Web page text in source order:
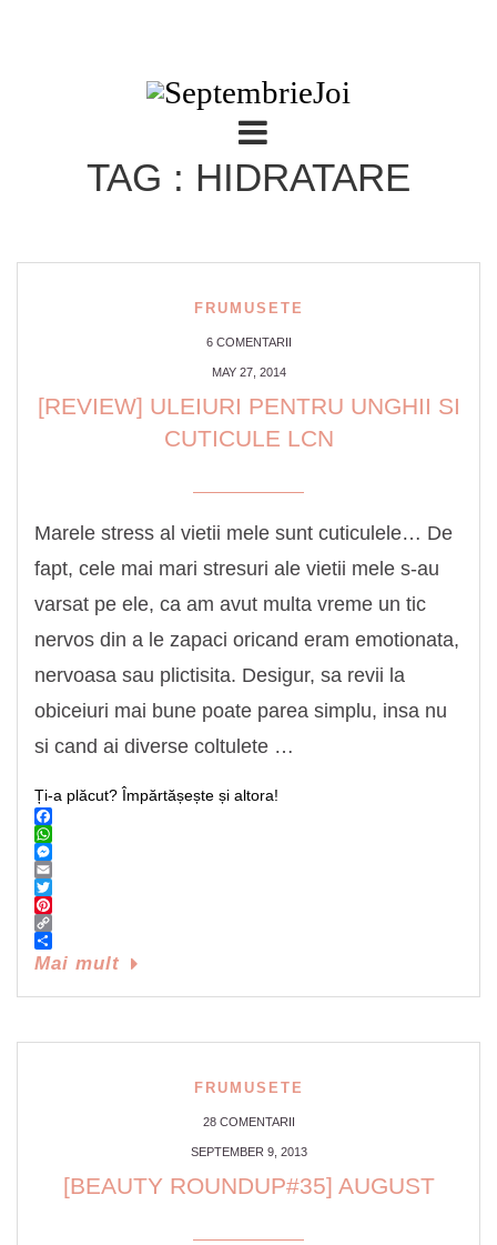
TAG : HIDRATARE
FRUMUSETE
6 COMENTARII
MAY 27, 2014
[REVIEW] ULEIURI PENTRU UNGHII SI
CUTICULE LCN
Marele stress al vietii mele sunt cuticulele… De
fapt, cele mai mari stresuri ale vietii mele s-au
varsat pe ele, ca am avut multa vreme un tic
nervos din a le zapaci oricand eram emotionata,
nervoasa sau plictisita. Desigur, sa revii la
obiceiuri mai bune poate parea simplu, insa nu
si cand ai diverse coltulete …
Ți-a plăcut? Împărtășește și altora!
Facebook
WhatsApp
Messenger
Email
Twitter
Pinterest
Copy
Link
Share
Mai mult
FRUMUSETE
28 COMENTARII
SEPTEMBER 9, 2013
[BEAUTY ROUNDUP#35] AUGUST